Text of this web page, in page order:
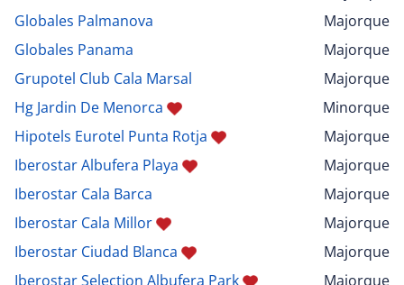
Globales Palmanova
Majorque
Globales Panama
Majorque
Grupotel Club Cala Marsal
Majorque
Hg Jardin De Menorca
Minorque
Hipotels Eurotel Punta Rotja
Majorque
Iberostar Albufera Playa
Majorque
Iberostar Cala Barca
Majorque
Iberostar Cala Millor
Majorque
Iberostar Ciudad Blanca
Majorque
Iberostar Selection Albufera Park
Majorque